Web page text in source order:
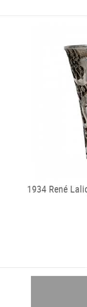
1934 René